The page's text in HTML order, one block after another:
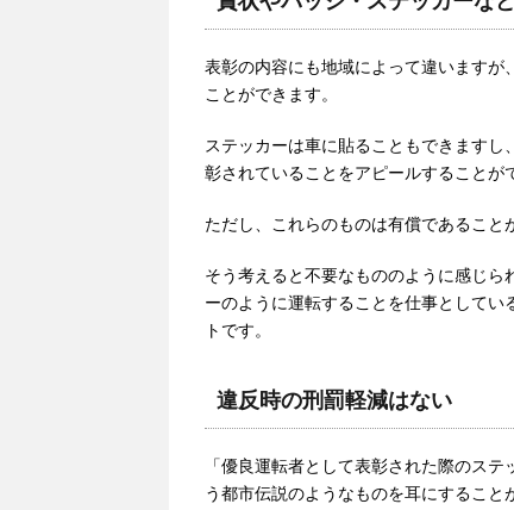
表彰の内容にも地域によって違いますが
ことができます。
ステッカーは車に貼ることもできます
彰されていることをアピールすることが
ただし、これらのものは有償であること
そう考えると不要なもののように感じ
ーのように運転することを仕事として
トです。
違反時の刑罰軽減はない
「優良運転者として表彰された際のス
う都市伝説のようなものを耳にすること